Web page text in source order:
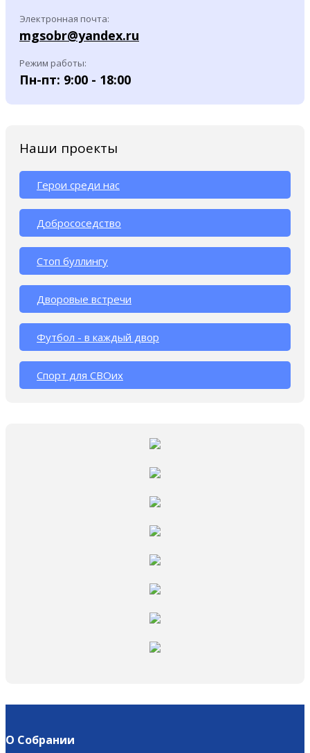
Электронная почта:
mgsobr@yandex.ru
Режим работы:
Пн-пт: 9:00 - 18:00
Наши проекты
Герои среди нас
Добрососедство
Стоп буллингу
Дворовые встречи
Футбол - в каждый двор
Спорт для СВОих
О Собрании